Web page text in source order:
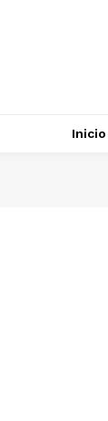
Inicio